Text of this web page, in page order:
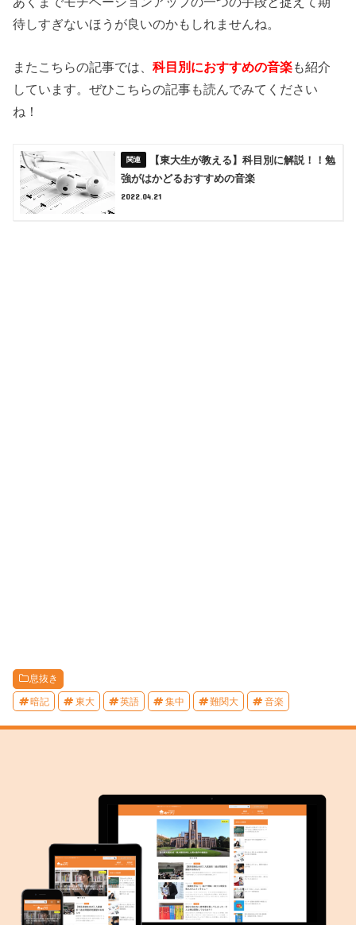
待しすぎないほうが良いのかもしれませんね。
またこちらの記事では、科目別におすすめの音楽も紹介
しています。ぜひこちらの記事も読んでみてください
ね！
【東大生が教える】科目別に解説！！勉
強がはかどるおすすめの音楽
2022.04.21
息抜き
暗記 東大 英語 集中 難関大 音楽